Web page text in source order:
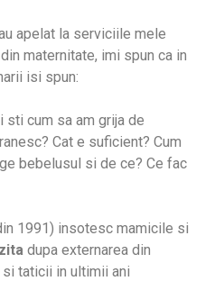
apelat la serviciile mele
maternitate, imi spun ca in
isi spun:
sti cum sa am grija de
Cat e suficient? Cum
bebelusul si de ce? Ce fac
1991) insotesc mamicile si
dupa externarea din
taticii in ultimii ani